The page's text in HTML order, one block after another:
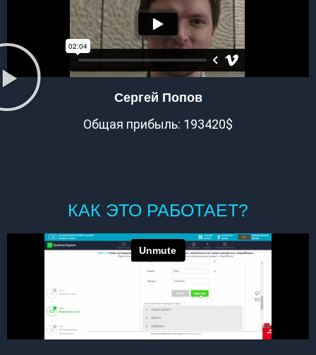
Сергей Попов
Общая прибыль: 193420$
КАК ЭТО РАБОТАЕТ?